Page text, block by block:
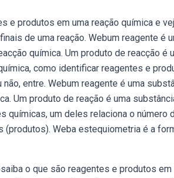
e produtos em uma reação química e
de uma reação. Webum reagente é
química. Um produto de reacção é
como identificar reagentes e
entre. Webum reagente é uma
Um produto de reação é uma
químicas, um deles relaciona o número
Weba estequiometria é a
o que são reagentes e produtos em